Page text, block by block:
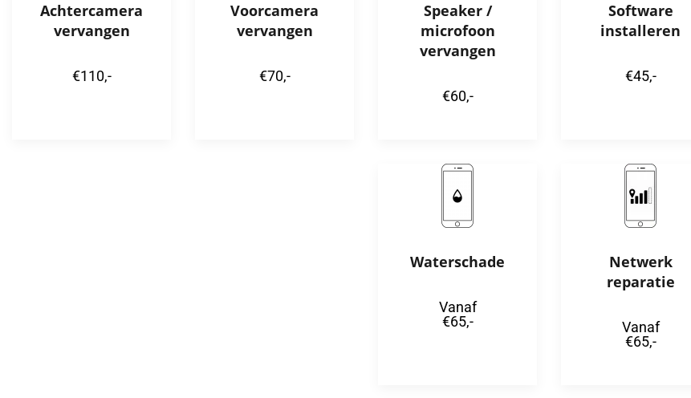
Achtercamera
vervangen
€110,-
Voorcamera
vervangen
€70,-
Speaker /
microfoon
vervangen
€60,-
Software
installeren
€45,-
Waterschade
Vanaf
€65,-
Netwerk
reparatie
Vanaf
€65,-